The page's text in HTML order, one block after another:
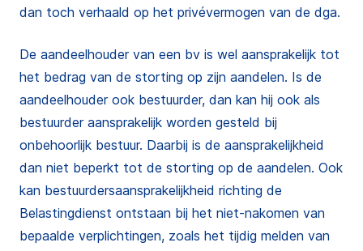
dan toch verhaald op het privévermogen van de dga.
De aandeelhouder van een bv is wel aansprakelijk tot
het bedrag van de storting op zijn aandelen. Is de
aandeelhouder ook bestuurder, dan kan hij ook als
bestuurder aansprakelijk worden gesteld bij
onbehoorlijk bestuur. Daarbij is de aansprakelijkheid
dan niet beperkt tot de storting op de aandelen. Ook
kan bestuurdersaansprakelijkheid richting de
Belastingdienst ontstaan bij het niet-nakomen van
bepaalde verplichtingen, zoals het tijdig melden van